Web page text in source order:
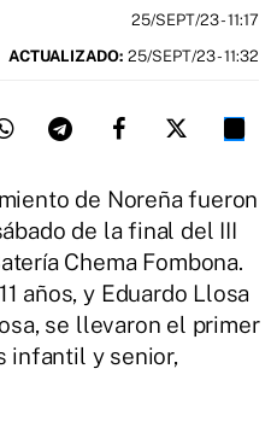
25/SEPT/23- 11:17
ACTUALIZADO: 25/SEPT/23 - 11:32
de Noreña fueron
de la final del III
Chema Fombona.
años, y Eduardo Llosa
se llevaron el primer
infantil y senior,